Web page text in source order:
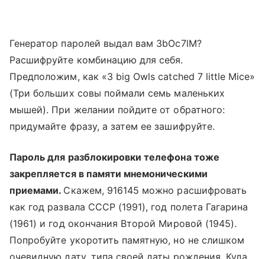
Генератор паролей выдал вам 3bOc7lM?
Расшифруйте комбинацию для себя.
Предположим, как «3 big Owls catched 7 little Mice»
(Три больших совы поймали семь маленьких
мышей). При желании пойдите от обратного:
придумайте фразу, а затем ее зашифруйте.
Пароль для разблокировки телефона тоже
закрепляется в памяти мнемоническими
приемами. Скажем, 916145 можно расшифровать
как год развала СССР (1991), год полета Гагарина
(1961) и год окончания Второй Мировой (1945).
Попробуйте укоротить памятную, но не слишком
очевидную дату, типа своей даты рождения. Куда